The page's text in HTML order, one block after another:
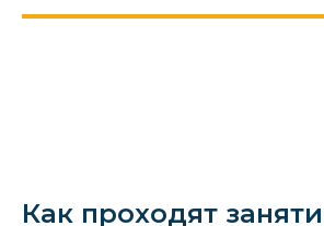
Как проходят